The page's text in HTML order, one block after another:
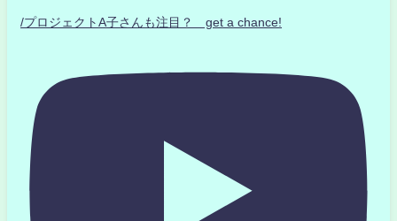
/プロジェクトA子さんも注目？ get a chance!